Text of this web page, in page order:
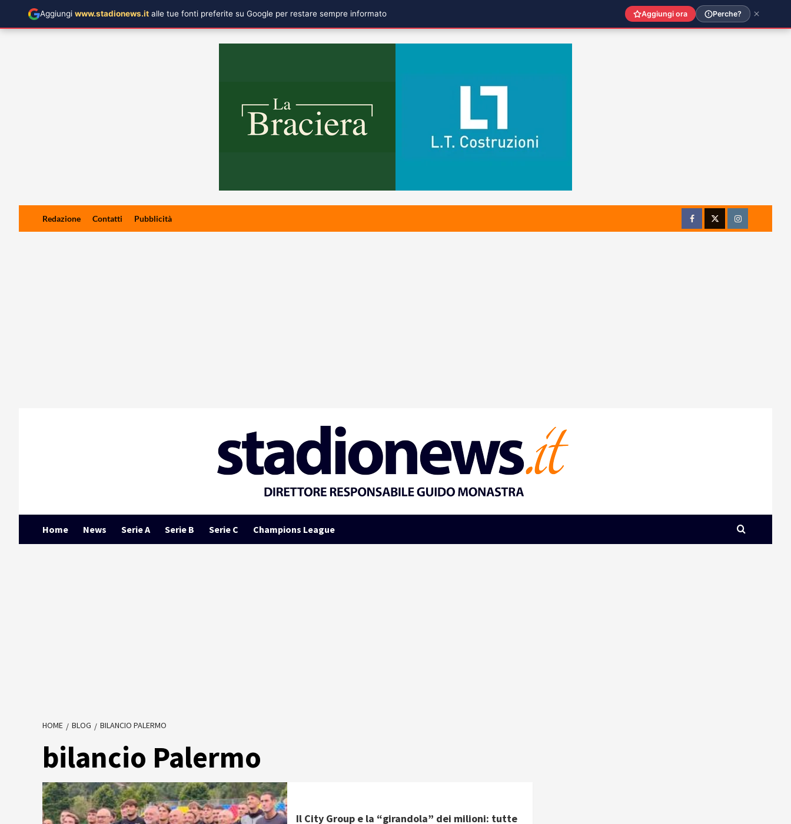
Redazione Contatti Pubblicità
FacebookTwitterInstagram
Home News Serie A Serie B Serie C Champions League
HOME BLOG BILANCIO PALERMO
bilancio Palermo
Il City Group e la “girandola” dei milioni: tutte
Aggiungi www.stadionews.it alle tue fonti preferite su Google per restare sempre informato Aggiungi ora Perche?